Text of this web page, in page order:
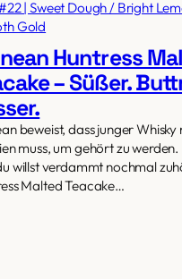
| Sweet Dough / Bright
Gold
Huntress
– Süßer.
beweist, dass junger Whisky
muss, um gehört zu
willst verdammt nochmal
Malted Teacake…